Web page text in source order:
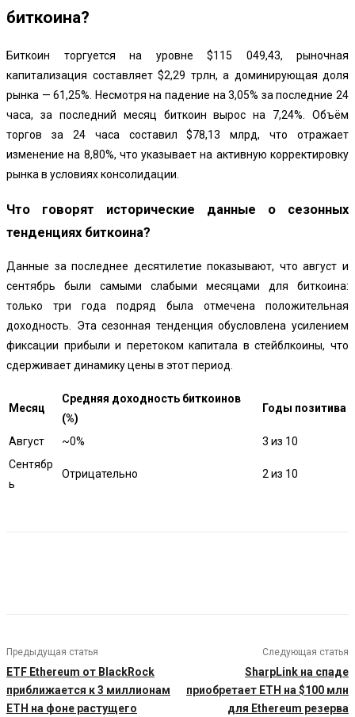
биткоина?
Биткоин торгуется на уровне $115 049,43, рыночная
капитализация составляет $2,29 трлн, а доминирующая доля
рынка — 61,25%. Несмотря на падение на 3,05% за последние 24
часа, за последний месяц биткоин вырос на 7,24%. Объём
торгов за 24 часа составил $78,13 млрд, что отражает
изменение на 8,80%, что указывает на активную корректировку
рынка в условиях консолидации.
Что говорят исторические данные о сезонных
тенденциях биткоина?
Данные за последнее десятилетие показывают, что август и
сентябрь были самыми слабыми месяцами для биткоина:
только три года подряд была отмечена положительная
доходность. Эта сезонная тенденция обусловлена усилением
фиксации прибыли и перетоком капитала в стейблкоины, что
сдерживает динамику цены в этот период.
Месяц
Средняя доходность биткоинов
(%)
Годы позитива
Август ~0%
3 из 10
Сентябр
ь
Отрицательно 2 из 10
Предыдущая статья
ETF Ethereum от BlackRock
приближается к 3 миллионам
ETH на фоне растущего
Следующая статья
SharpLink на спаде
приобретает ETH на $100 млн
для Ethereum резерва